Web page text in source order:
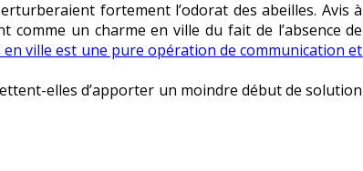
fortement l’odorat des abeilles. Avis à
comme un charme en ville du fait de l’absence de
en ville est une pure opération de communication et
elles d’apporter un moindre début de solution